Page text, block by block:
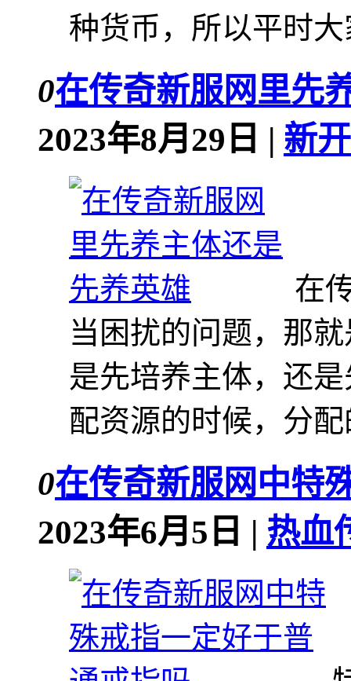
种货币，所以平时
0在传奇新服网里先
2023年8月29日 | 新
在
当困扰的问题，那
是先培养主体，还
配资源的时候，分
0在传奇新服网中特
2023年6月5日 | 热血